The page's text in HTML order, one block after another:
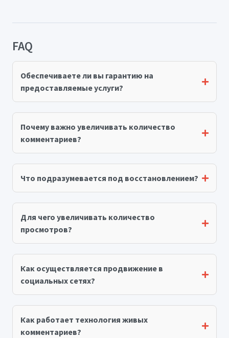
FAQ
Обеспечиваете ли вы гарантию на
предоставляемые услуги?
Почему важно увеличивать количество
комментариев?
Что подразумевается под восстановлением?
Для чего увеличивать количество
просмотров?
Как осуществляется продвижение в
социальных сетях?
Как работает технология живых
комментариев?